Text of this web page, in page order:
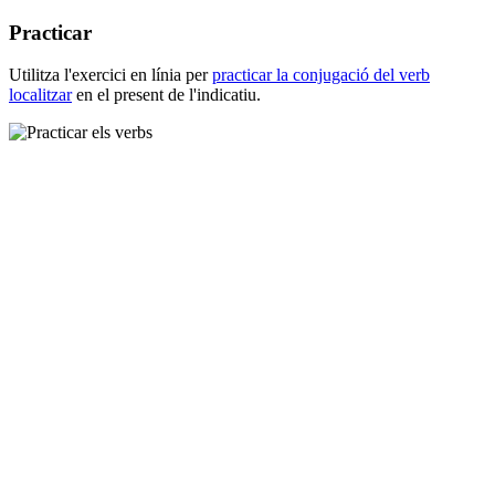
Practicar
Utilitza l'exercici en línia perpracticar la conjugació del verb
localitzaren el present de l'indicatiu.